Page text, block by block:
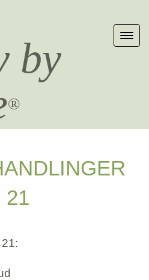
by
®
21